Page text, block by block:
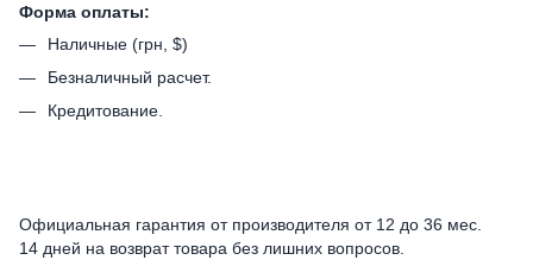
Форма оплаты:
Наличные (грн, $)
Безналичный расчет.
Кредитование.
Официальная гарантия от производителя от 12 до 36 мес.
14 дней на возврат товара без лишних вопросов.